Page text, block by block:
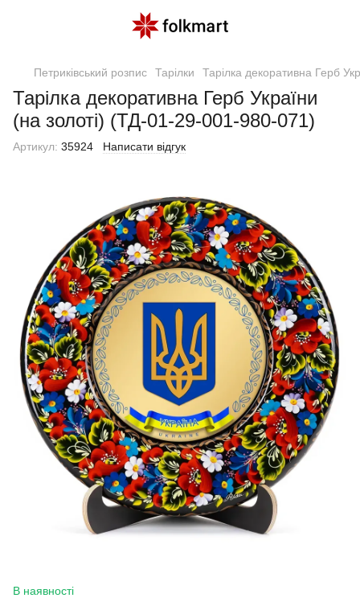
Петриківський розпис Тарілки Тарілка декоративна Герб
Тарілка декоративна Герб України
(на золоті) (ТД-01-29-001-980-071)
Артикул: 35924 Написати відгук
В наявності